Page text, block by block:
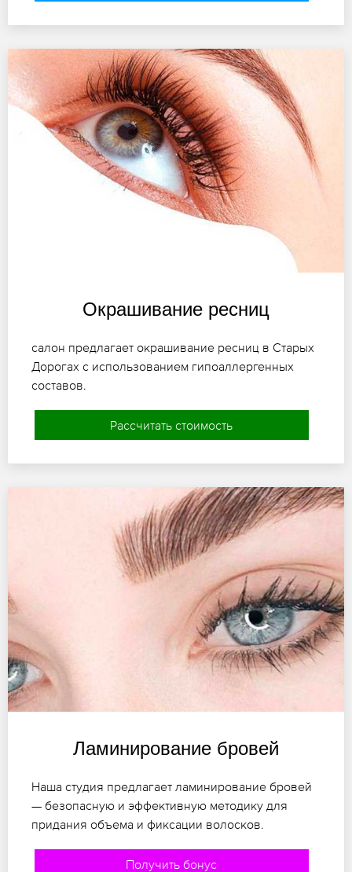
Окрашивание ресниц
салон предлагает окрашивание ресниц в Старых
Дорогах с использованием гипоаллергенных
составов.
Рассчитать стоимость
Ламинирование бровей
Наша студия предлагает ламинирование бровей
— безопасную и эффективную методику для
придания объема и фиксации волосков.
Получить бонус